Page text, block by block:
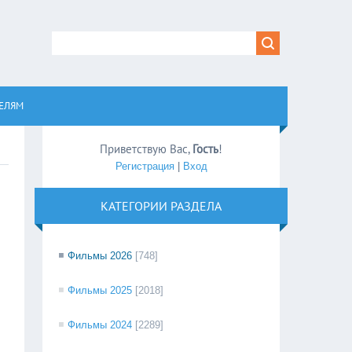
Приветствую Вас, Гость!
Регистрация| Вход
КАТЕГОРИИ РАЗДЕЛА
Фильмы 2026 [748]
Фильмы 2025 [2018]
Фильмы 2024 [2289]